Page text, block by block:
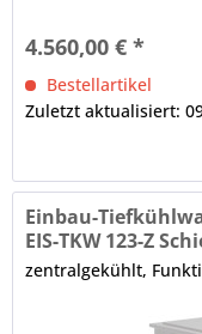
4.560,00 € *
Bestellartikel
Zuletzt aktualisiert:
Einbau-
EIS-TKW 123-Z
zentralgekühlt,